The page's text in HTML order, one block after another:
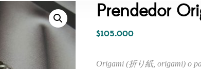
Prendedor
$105.000
Origami (折り紙, origami) o